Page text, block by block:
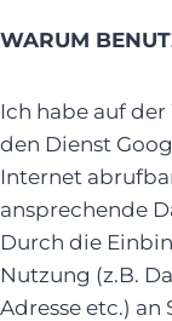
WARUM
Ich habe auf
den Dienst
Internet
ansprechende
Durch die
Nutzung (z.B.
Adresse etc.)